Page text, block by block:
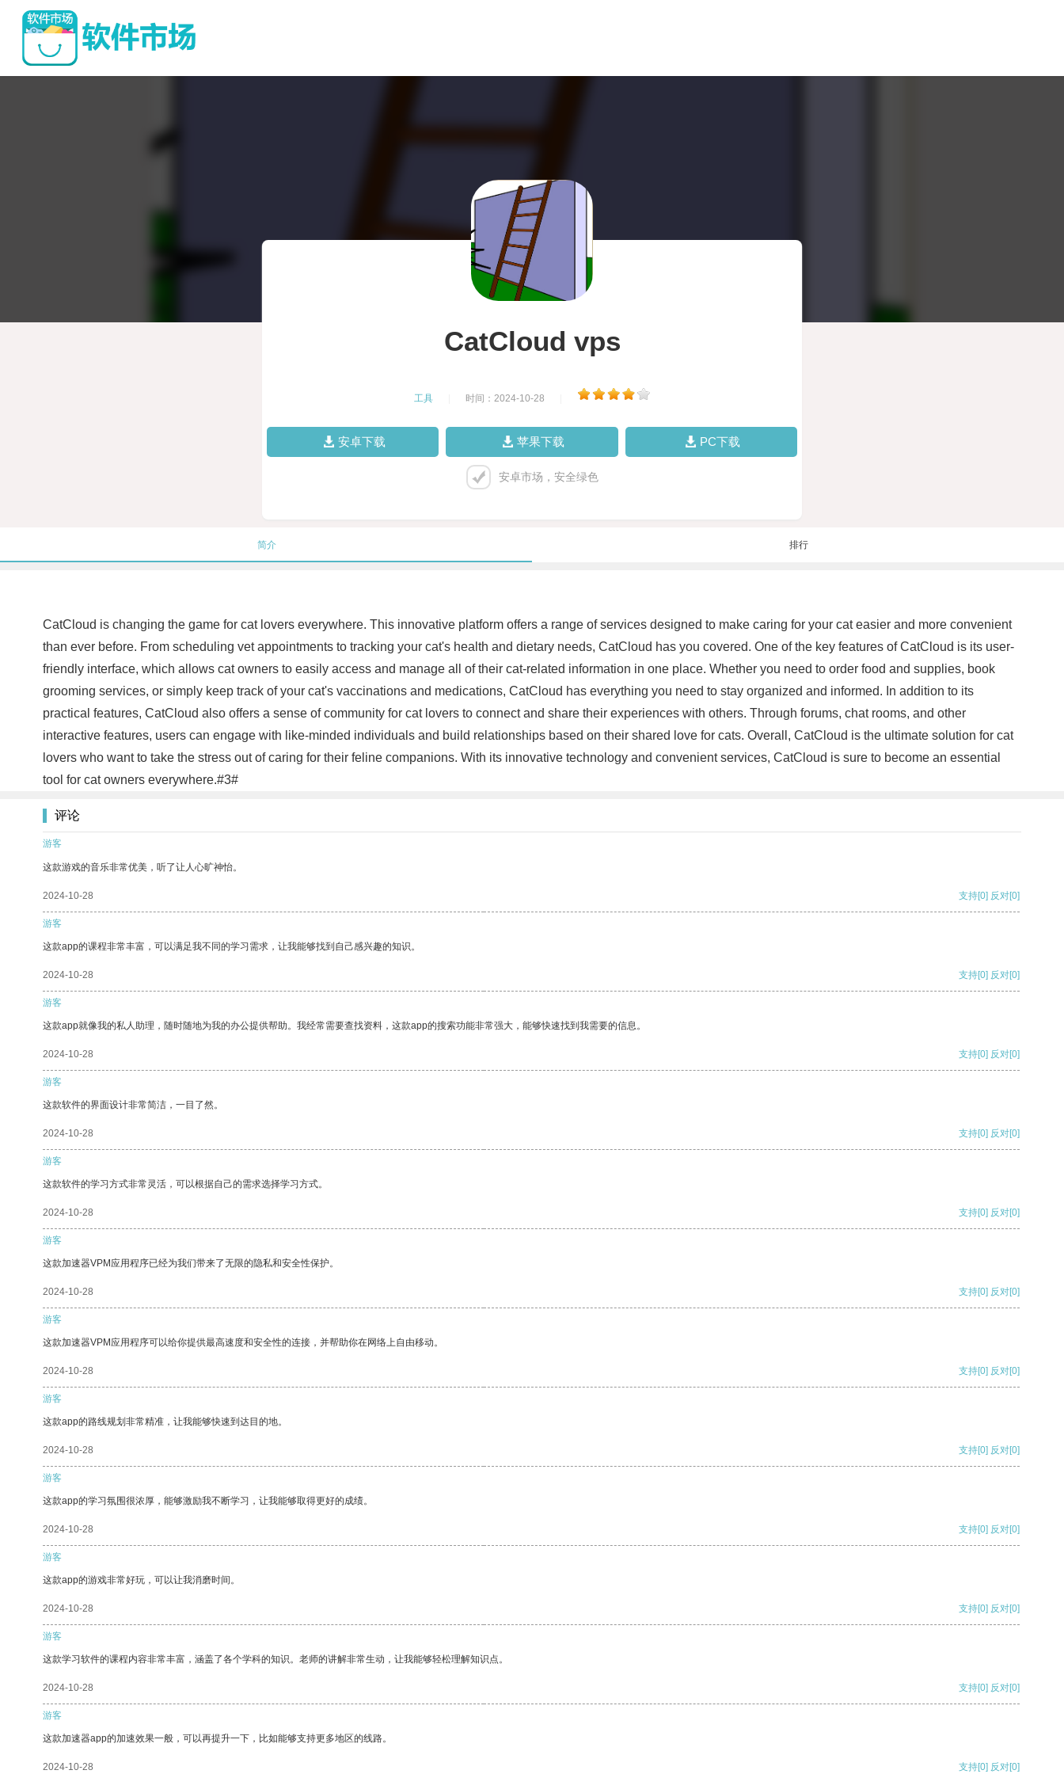
CatCloud vps
工具 时间：2024-10-28
安卓下载 苹果下载 PC下载
安卓市场，安全绿色
简介 排行
CatCloud is changing the game for cat lovers everywhere. This innovative platform offers a range of services designed to make caring for your cat easier and more convenient
than ever before. From scheduling vet appointments to tracking your cat's health and dietary needs, CatCloud has you covered. One of the key features of CatCloud is its user-
friendly interface, which allows cat owners to easily access and manage all of their cat-related information in one place. Whether you need to order food and supplies, book
grooming services, or simply keep track of your cat's vaccinations and medications, CatCloud has everything you need to stay organized and informed. In addition to its
practical features, CatCloud also offers a sense of community for cat lovers to connect and share their experiences with others. Through forums, chat rooms, and other
interactive features, users can engage with like-minded individuals and build relationships based on their shared love for cats. Overall, CatCloud is the ultimate solution for cat
lovers who want to take the stress out of caring for their feline companions. With its innovative technology and convenient services, CatCloud is sure to become an essential
tool for cat owners everywhere.#3#
评论
游客
这款游戏的音乐非常优美，听了让人心旷神怡。
2024-10-28 支持[0] 反对[0]
游客
这款app的课程非常丰富，可以满足我不同的学习需求，让我能够找到自己感兴趣的知识。
2024-10-28 支持[0] 反对[0]
游客
这款app就像我的私人助理，随时随地为我的办公提供帮助。我经常需要查找资料，这款app的搜索功能非常强大，能够快速找到我需要的信息。
2024-10-28 支持[0] 反对[0]
游客
这款软件的界面设计非常简洁，一目了然。
2024-10-28 支持[0] 反对[0]
游客
这款软件的学习方式非常灵活，可以根据自己的需求选择学习方式。
2024-10-28 支持[0] 反对[0]
游客
这款加速器VPM应用程序已经为我们带来了无限的隐私和安全性保护。
2024-10-28 支持[0] 反对[0]
游客
这款加速器VPM应用程序可以给你提供最高速度和安全性的连接，并帮助你在网络上自由移动。
2024-10-28 支持[0] 反对[0]
游客
这款app的路线规划非常精准，让我能够快速到达目的地。
2024-10-28 支持[0] 反对[0]
游客
这款app的学习氛围很浓厚，能够激励我不断学习，让我能够取得更好的成绩。
2024-10-28 支持[0] 反对[0]
游客
这款app的游戏非常好玩，可以让我消磨时间。
2024-10-28 支持[0] 反对[0]
游客
这款学习软件的课程内容非常丰富，涵盖了各个学科的知识。老师的讲解非常生动，让我能够轻松理解知识点。
2024-10-28 支持[0] 反对[0]
游客
这款加速器app的加速效果一般，可以再提升一下，比如能够支持更多地区的线路。
2024-10-28 支持[0] 反对[0]